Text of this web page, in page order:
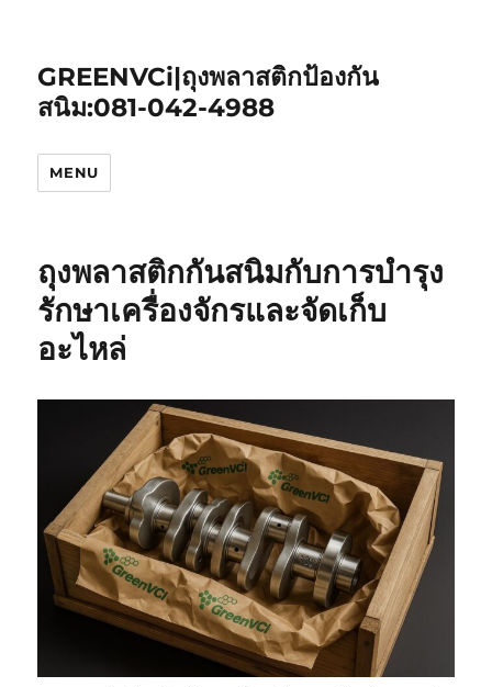
GREENVCi|ถุงพลาสติกป้องกัน
สนิม:081-042-4988
MENU
ถุงพลาสติกกันสนิมกับการบำรุง
รักษาเครื่องจักรและจัดเก็บ
อะไหล่